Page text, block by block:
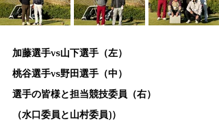
加藤選手vs山下選手（左）
桃谷選手vs野田選手（中）
選手の皆様と担当競技委員（右）
（水口委員と山村委員)）